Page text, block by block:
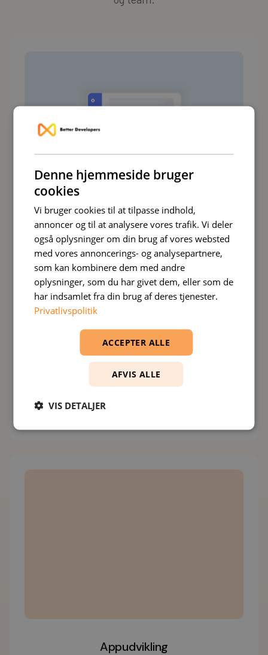
Webudvikling
Skræddersyede webapplikationer og websites,
optimeret til høj hastighed, sikkerhed og en
der giver jeres brugere en stærk oplevelse – og
jer et solidt teknisk fundament.
Læs mere
Appudvikling
Denne hjemmeside bruger
cookies
Vi bruger cookies til at tilpasse indhold,
annoncer og til at analysere vores trafik. Vi deler
også oplysninger om din brug af vores websted
med vores annoncerings- og analysepartnere,
som kan kombinere dem med andre
oplysninger, som du har givet dem, eller som de
har indsamlet fra din brug af deres tjenester.
Privatlivspolitik
ACCEPTER ALLE
AFVIS ALLE
VIS DETALJER